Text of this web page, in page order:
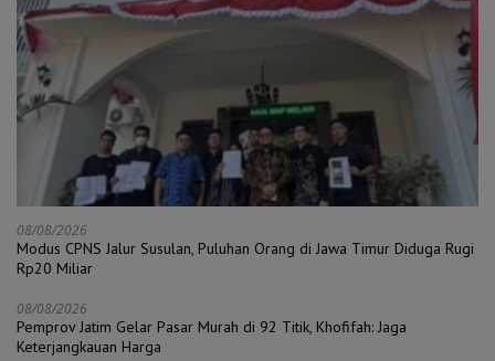
08/08/2026
Modus CPNS Jalur Susulan, Puluhan Orang di Jawa Timur Diduga Rugi
Rp20 Miliar
08/08/2026
Pemprov Jatim Gelar Pasar Murah di 92 Titik, Khofifah: Jaga
Keterjangkauan Harga